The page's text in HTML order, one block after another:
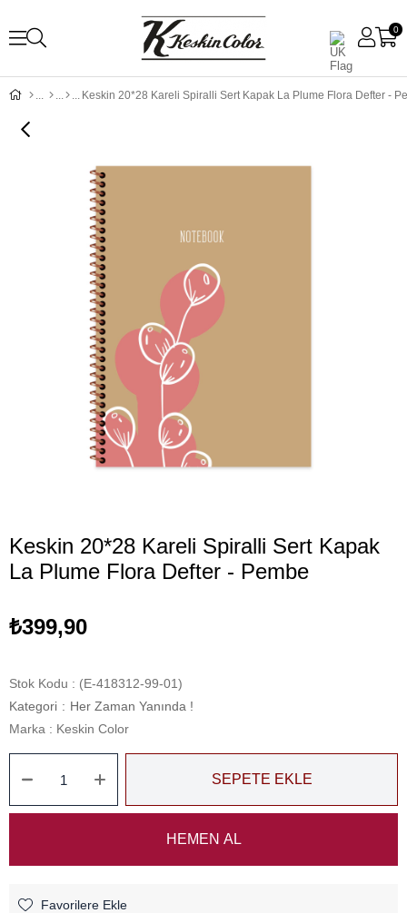
0
Keskin 20*28 Kareli Spiralli Sert Kapak La Plume Flora Defter -
Keskin 20*28 Kareli Spiralli Sert Kapak
La Plume Flora Defter - Pembe
₺399,90
Stok Kodu
(E-418312-99-01)
Kategori : Her Zaman Yanında !
Marka : Keskin Color
Favorilere Ekle